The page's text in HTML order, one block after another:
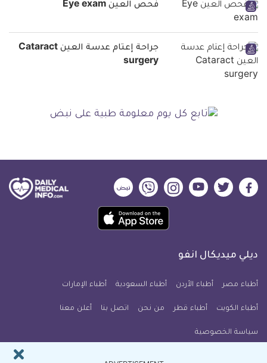
فحص العين Eye exam
جراحة إعتام عدسة العين Cataract
surgery
ديلي
فيسبوك
ديلي
تويتر
ديلي
ميديكال
يوتيوب
ديلي
ميديكال
انفو
ديلي
ميديكال
انفو
ديلي
ميديكال
انفو
حمل
تطبيق
معلومة
للآيفون
ديلي ميديكال انفو
أطباء مصر أطباء الأردن أطباء السعودية أطباء الإمارات
أطباء الكويت أطباء قطر من نحن اتصل بنا أعلن معنا
سياسة الخصوصية